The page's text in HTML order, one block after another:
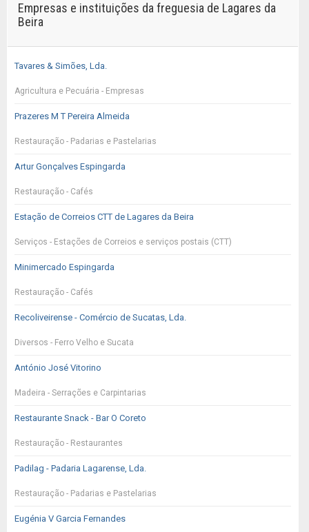
Empresas e instituições da freguesia de Lagares da
Beira
Tavares & Simões, Lda.
Agricultura e Pecuária - Empresas
Prazeres M T Pereira Almeida
Restauração - Padarias e Pastelarias
Artur Gonçalves Espingarda
Restauração - Cafés
Estação de Correios CTT de Lagares da Beira
Serviços - Estações de Correios e serviços postais (CTT)
Minimercado Espingarda
Restauração - Cafés
Recoliveirense - Comércio de Sucatas, Lda.
Diversos - Ferro Velho e Sucata
António José Vitorino
Madeira - Serrações e Carpintarias
Restaurante Snack - Bar O Coreto
Restauração - Restaurantes
Padilag - Padaria Lagarense, Lda.
Restauração - Padarias e Pastelarias
Eugénia V Garcia Fernandes